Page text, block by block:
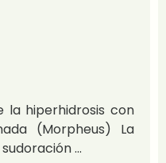
la hiperhidrosis con
(Morpheus) La